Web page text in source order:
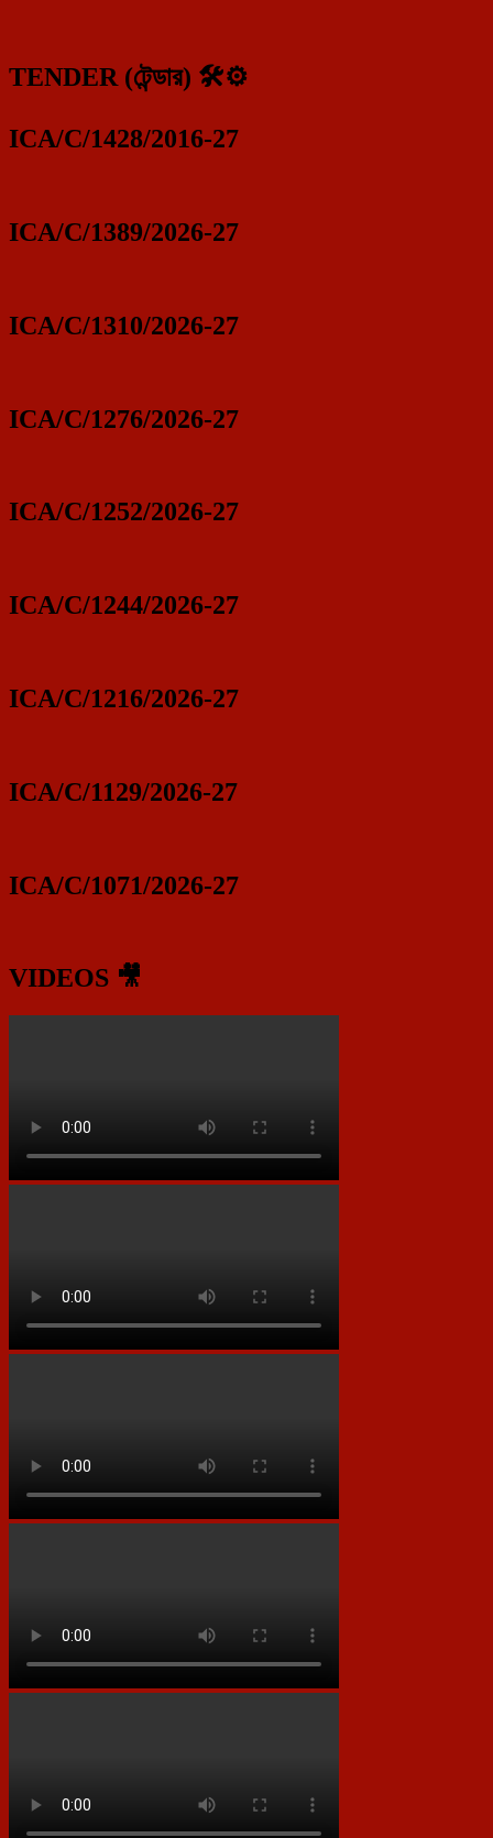
TENDER (টেন্ডার) 🛠️⚙️
ICA/C/1428/2016-27
ICA/C/1389/2026-27
ICA/C/1310/2026-27
ICA/C/1276/2026-27
ICA/C/1252/2026-27
ICA/C/1244/2026-27
ICA/C/1216/2026-27
ICA/C/1129/2026-27
ICA/C/1071/2026-27
VIDEOS 🎥